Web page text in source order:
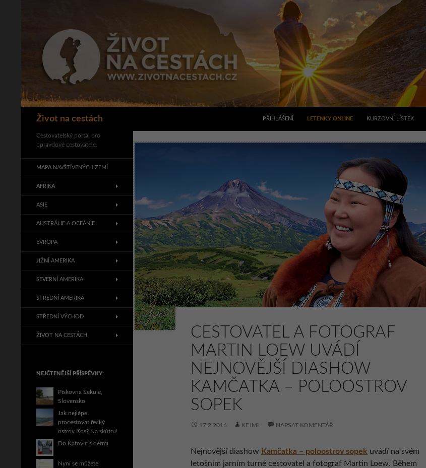
Život na cestách
Hledat
PŘIHLÁŠENÍ LETENKY ONLINE KURZOVNÍ LÍSTEK
CESTOVATEL A FOTOGRAF
MARTIN LOEW UVÁDÍ
NEJNOVĚJŠÍ DIASHOW
KAMČATKA – POLOOSTROV
SOPEK
17.2.2016 KEJML NAPSAT KOMENTÁŘ
Nejnovější diashow Kamčatka – poloostrov sopek uvádí na svém
letošním jarním turné cestovatel a fotograf Martin Loew. Během
Cestovatelský portál pro
opravdové cestovatele.
MAPA NAVŠTÍVENÝCH ZEMÍ
AFRIKA
ASIE
AUSTRÁLIE A OCEÁNIE
EVROPA
JIŽNÍ AMERIKA
SEVERNÍ AMERIKA
STŘEDNÍ AMERIKA
STŘEDNÍ VÝCHOD
ŽIVOT NA CESTÁCH
NEJČTENĚJŠÍ PŘÍSPĚVKY:
Pískovna Sekule,
Slovensko
Jak nejlépe
procestovat řecký
ostrov Kos? Na skútru!
Do Katovic s dětmi
Nyní se můžete